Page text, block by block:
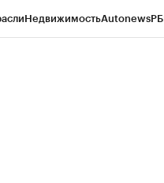
НедвижимостьAutonews